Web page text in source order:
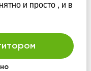
и просто , и в